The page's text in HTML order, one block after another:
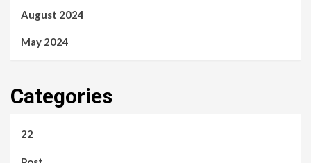
August 2024
May 2024
Categories
22